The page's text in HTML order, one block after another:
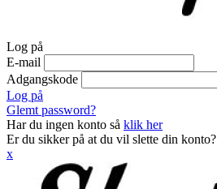
Log på
E-mail
Adgangskode
Log på
Glemt password?
Har du ingen konto så klik her
Er du sikker på at du vil slette din konto?
x